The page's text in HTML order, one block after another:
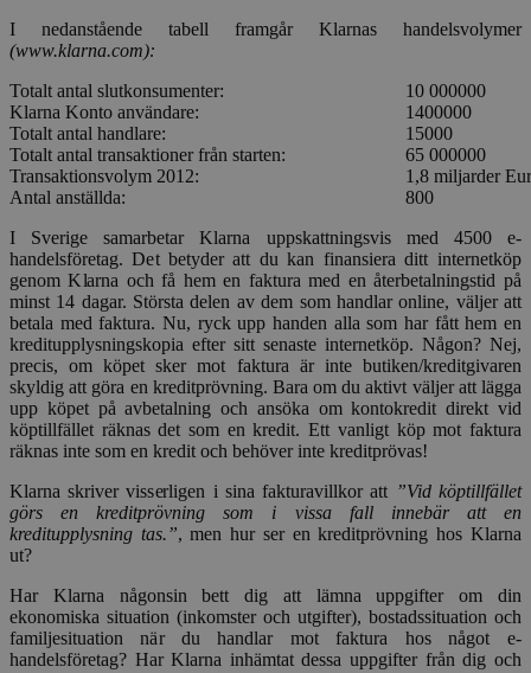
I nedanstående tabell framgår Klarnas handelsvolymer
(www.klarna.com):
Totalt antal slutkonsumenter:
Klarna Konto användare:
Totalt antal handlare:
Totalt antal transaktioner från starten:
Transaktionsvolym 2012:
Antal anställda:
10 000000
1400000
15000
65 000000
1,8 miljarder
800
I Sverige samarbetar Klarna uppskattningsvis med 4500 e-
handelsföretag. Det betyder att du kan finansiera ditt internetköp
genom Klarna och få hem en faktura med en återbetalningstid på
minst 14 dagar. Största delen av dem som handlar online, väljer att
betala med faktura. Nu, ryck upp handen alla som har fått hem en
kreditupplysningskopia efter sitt senaste internetköp. Någon? Nej,
precis, om köpet sker mot faktura är inte butiken/kreditgivaren
skyldig att göra en kreditprövning. Bara om du aktivt väljer att lägga
upp köpet på avbetalning och ansöka om kontokredit direkt vid
köptillfället räknas det som en kredit. Ett vanligt köp mot faktura
räknas inte som en kredit och behöver inte kreditprövas!
Klarna skriver visserligen i sina fakturavillkor att ”Vid köptillfället
görs en kreditprövning som i vissa fall innebär att en
kreditupplysning tas.”, men hur ser en kreditprövning hos Klarna
ut?
Har Klarna någonsin bett dig att lämna uppgifter om din
ekonomiska situation (inkomster och utgifter), bostadssituation och
familjesituation när du handlar mot faktura hos något e-
handelsföretag? Har Klarna inhämtat dessa uppgifter från dig och